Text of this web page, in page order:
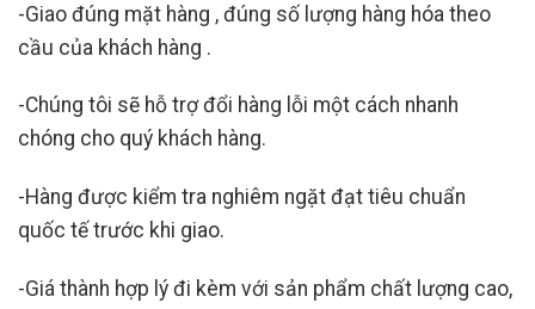
-Giao đúng mặt hàng , đúng số lượng hàng hóa theo
cầu của khách hàng .
-Chúng tôi sẽ hỗ trợ đổi hàng lỗi một cách nhanh
chóng cho quý khách hàng.
-Hàng được kiểm tra nghiêm ngặt đạt tiêu chuẩn
quốc tế trước khi giao.
-Giá thành hợp lý đi kèm với sản phẩm chất lượng cao,